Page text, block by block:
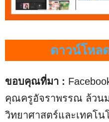
ดาวน์โหล
ขอบคุณที่มา :
คุณครูอัจราพรรณ ล้วน
วิทยาศาสตร์และเทคโน